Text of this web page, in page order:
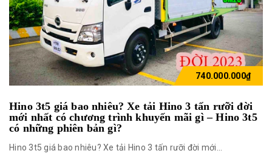
740.000.000₫
Hino 3t5 giá bao nhiêu? Xe tải Hino 3 tấn rưỡi đời
mới nhất có chương trình khuyến mãi gì – Hino 3t5
có những phiên bản gì?
Hino 3t5 giá bao nhiêu? Xe tải Hino 3 tấn rưỡi đời mới...